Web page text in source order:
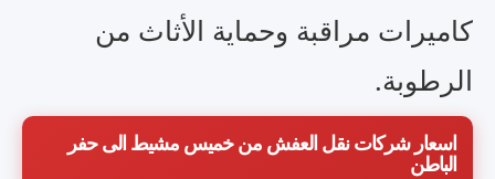
كاميرات مراقبة وحماية الأثاث من
الرطوبة.
اسعار شركات نقل العفش من خميس مشيط الى حفر
الباطن